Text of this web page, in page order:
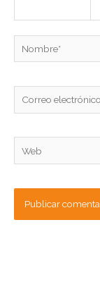
Nombre*
electrónico*